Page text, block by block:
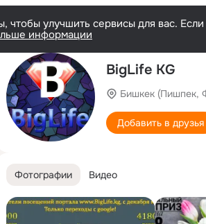
улучшить сервисы для вас.
информации
BigLife KG
Бишкек (Пишпек,
Добавить в друзья
Фотографии Видео